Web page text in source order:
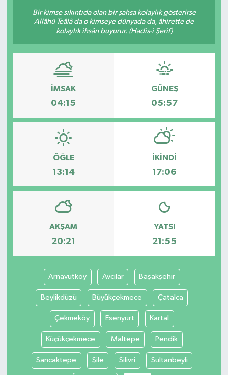
Bir kimse sıkıntıda olan bir şahsa kolaylık gösterirse
Allâhü Teâlâ da o kimseye dünyada da, âhirette de
kolaylık ihsân buyurur. (Hadis-i Şerif)
İMSAK
04:15
GÜNEŞ
05:57
ÖĞLE
13:14
İKINDI
17:06
AKŞAM
20:21
YATSI
21:55
Arnavutköy Avcılar Başakşehir
Beylikdüzü Büyükçekmece Çatalca
Çekmeköy Esenyurt Kartal
Küçükçekmece Maltepe Pendik
Sancaktepe Şile Silivri Sultanbeyli